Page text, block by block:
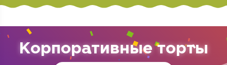
Корпоративные торты